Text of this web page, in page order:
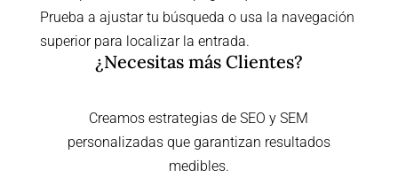
Prueba a ajustar tu búsqueda o usa la navegación
superior para localizar la entrada.
¿Necesitas más Clientes?
Creamos estrategias de SEO y SEM
personalizadas que garantizan resultados
medibles.